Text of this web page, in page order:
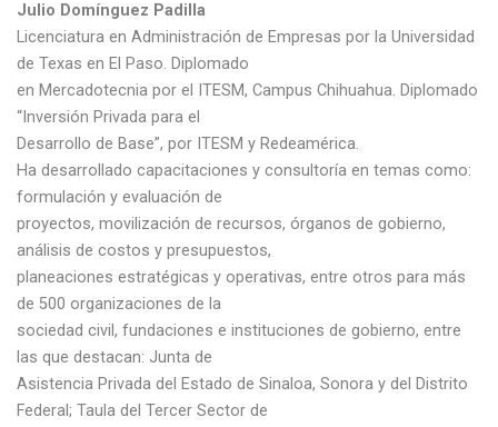
Julio Domínguez Padilla
Licenciatura en Administración de Empresas por la Universidad
de Texas en El Paso. Diplomado
en Mercadotecnia por el ITESM, Campus Chihuahua. Diplomado
“Inversión Privada para el
Desarrollo de Base”, por ITESM y Redeamérica.
Ha desarrollado capacitaciones y consultoría en temas como:
formulación y evaluación de
proyectos, movilización de recursos, órganos de gobierno,
análisis de costos y presupuestos,
planeaciones estratégicas y operativas, entre otros para más
de 500 organizaciones de la
sociedad civil, fundaciones e instituciones de gobierno, entre
las que destacan: Junta de
Asistencia Privada del Estado de Sinaloa, Sonora y del Distrito
Federal; Taula del Tercer Sector de